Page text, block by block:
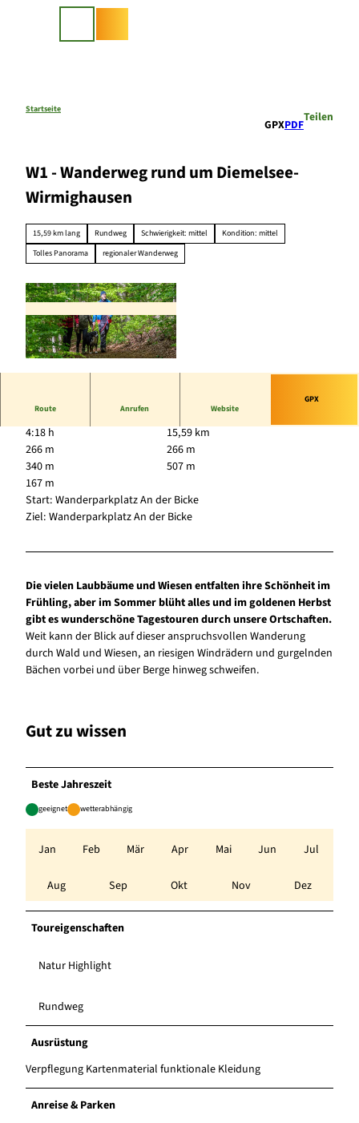
Startseite
GPXPDF
Teilen
W1 - Wanderweg rund um Diemelsee-
Wirmighausen
15,59 km lang Rundweg Schwierigkeit: mittel
Kondition: mittel
Tolles Panorama
regionaler Wanderweg
smus - Udu Bernhardt |CC-BY-SA
Route Anrufen Website
GPX
4:18 h
15,59 km
266 m
266 m
340 m
507 m
167 m
Start: Wanderparkplatz An der Bicke
Ziel: Wanderparkplatz An der Bicke
Die vielen Laubbäume und Wiesen entfalten ihre Schönheit im
Frühling, aber im Sommer blüht alles und im goldenen Herbst
gibt es wunderschöne Tagestouren durch unsere Ortschaften.
Weit kann der Blick auf dieser anspruchsvollen Wanderung
durch Wald und Wiesen, an riesigen Windrädern und gurgelnden
Bächen vorbei und über Berge hinweg schweifen.
Gut zu wissen
Beste Jahreszeit
geeignet wetterabhängig
Jan Feb Mär Apr Mai Jun Jul
Aug Sep Okt Nov Dez
Toureigenschaften
Natur Highlight
Rundweg
Ausrüstung
Verpflegung Kartenmaterial funktionale Kleidung
Anreise & Parken